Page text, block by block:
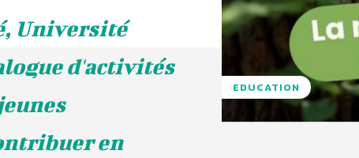
Université
d'activités
en
EDUCATION